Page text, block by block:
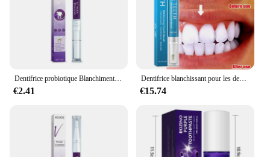
Dentifrice probiotique Blanchiment des dents SP-6 Enlever la plaque dentaire SAF Blanchisseur de dents Hygiène buccale Propre Haleine fraîche Denta 120g Nouveau
€2.41
Dentifrice blanchissant pour les dents, sérum pour enlever la plaque dentaire SAF, livres d'hygiène buccale, outils de blanchiment dentaire Wiltshire, soins dentaires à haleine fraîche, V34
€15.74